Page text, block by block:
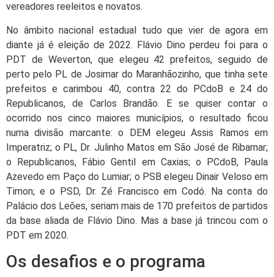
vereadores reeleitos e novatos.
No âmbito nacional estadual tudo que vier de agora em
diante já é eleição de 2022. Flávio Dino perdeu foi para o
PDT de Weverton, que elegeu 42 prefeitos, seguido de
perto pelo PL de Josimar do Maranhãozinho, que tinha sete
prefeitos e carimbou 40, contra 22 do PCdoB e 24 do
Republicanos, de Carlos Brandão. E se quiser contar o
ocorrido nos cinco maiores municípios, o resultado ficou
numa divisão marcante: o DEM elegeu Assis Ramos em
Imperatriz; o PL, Dr. Julinho Matos em São José de Ribamar;
o Republicanos, Fábio Gentil em Caxias; o PCdoB, Paula
Azevedo em Paço do Lumiar; o PSB elegeu Dinair Veloso em
Timon; e o PSD, Dr. Zé Francisco em Codó. Na conta do
Palácio dos Leões, seriam mais de 170 prefeitos de partidos
da base aliada de Flávio Dino. Mas a base já trincou com o
PDT em 2020.
Os desafios e o programa